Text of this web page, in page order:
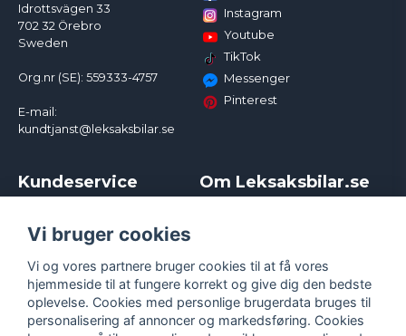
Idrottsvägen 33
702 32 Örebro
Sweden
Org.nr (SE): 559333-4757
E-mail:
kundtjanst@leksaksbilar.se
Instagram
Youtube
TikTok
Messenger
Pinterest
Kundeservice
Kampagner og rabatter
Reklamation
Policy chase cars
Returnera
Logga in
Om Leksaksbilar.se
Handelsbetingelser
Persondatapolitik
Cookies
Vi bruger cookies
Vi og vores partnere bruger cookies til at få vores
hjemmeside til at fungere korrekt og give dig den bedste
oplevelse. Cookies med personlige brugerdata bruges til
personalisering af annoncer og markedsføring. Cookies